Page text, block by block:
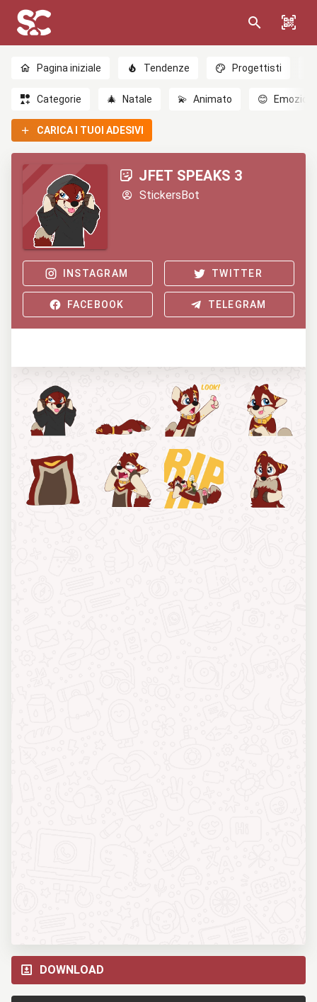
Pagina iniziale Tendenze Progettisti
Categorie 🎄 Natale 💫 Animato 😊 Emozioni
CARICA I TUOI ADESIVI
JFET SPEAKS 3
StickersBot
INSTAGRAM TWITTER
FACEBOOK TELEGRAM
DOWNLOAD